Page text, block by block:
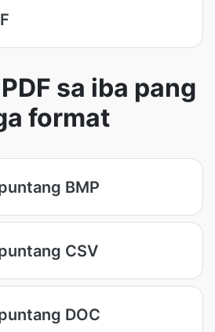
sa iba pang
format
BMP
CSV
DOC